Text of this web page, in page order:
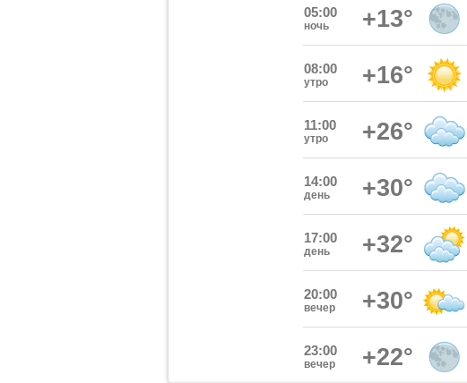
05:00
ночь +13°
08:00
утро +16°
11:00
утро +26°
14:00
день +30°
17:00
день +32°
20:00
вечер +30°
23:00
вечер +22°